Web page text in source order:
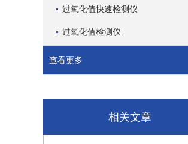
过氧化值快速检测仪
过氧化值检测仪
查看更多
相关文章